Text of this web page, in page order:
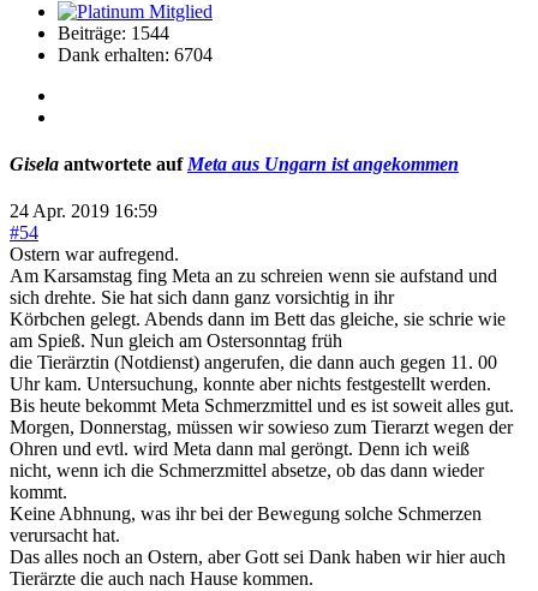
Beiträge: 1544
Dank erhalten: 6704
Gisela antwortete auf Meta aus Ungarn ist angekommen
24 Apr. 2019 16:59
#54
Ostern war aufregend.
Am Karsamstag fing Meta an zu schreien wenn sie aufstand und
sich drehte. Sie hat sich dann ganz vorsichtig in ihr
Körbchen gelegt. Abends dann im Bett das gleiche, sie schrie wie
am Spieß. Nun gleich am Ostersonntag früh
die Tierärztin (Notdienst) angerufen, die dann auch gegen 11. 00
Uhr kam. Untersuchung, konnte aber nichts festgestellt werden.
Bis heute bekommt Meta Schmerzmittel und es ist soweit alles gut.
Morgen, Donnerstag, müssen wir sowieso zum Tierarzt wegen der
Ohren und evtl. wird Meta dann mal geröngt. Denn ich weiß
nicht, wenn ich die Schmerzmittel absetze, ob das dann wieder
kommt.
Keine Abhnung, was ihr bei der Bewegung solche Schmerzen
verursacht hat.
Das alles noch an Ostern, aber Gott sei Dank haben wir hier auch
Tierärzte die auch nach Hause kommen.